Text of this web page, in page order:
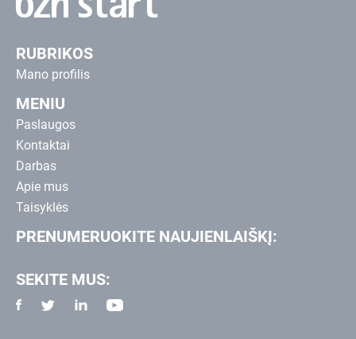
RUBRIKOS
Mano profilis
MENIU
Paslaugos
Kontaktai
Darbas
Apie mus
Taisyklės
PRENUMERUOKITE NAUJIENLAIŠKĮ:
SEKITE MUS: